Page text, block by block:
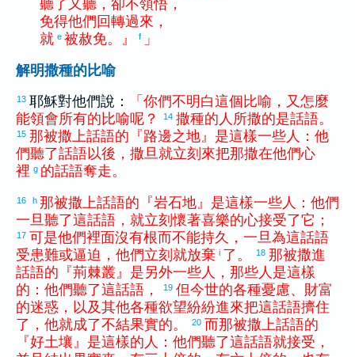
聽了 又 聽 ， 卻不領悟 ，
免得他們 回轉過來 ，
就 e 被赦免。 』 f
」
解明撒種的比喻
13 耶穌對他們說： 「 你們不明白這個 比喻 ， 又怎麼
能領會所有的 比喻呢 ？ 14 撒種的 人 所撒的是話語。
15 那被撒上話語的 『路邊之地』 是這樣一些人 ： 他
們聽了話語以後 ， 撒旦就立刻 來把那撒在他們心
裡 g 的話語奪走。
16 h 那被撒上話語的 『岩石地 』 是這樣一些 人 ： 他們
一旦 聽了這話語 ， 就立刻懷著喜樂的心接受了它 ；
17 可是他們裡面沒有根而不能持久 ， 一旦 為這話語
受患難或逼迫 ， 他們立刻 就放棄 i 了 。 18 那被撒進
話語的 『荊棘叢 』 是另外一些 人 ， 那些 人 是這樣
的 ： 他們聽了這話語 ， 19 但今世的各種憂慮、 財富
的迷惑 ， 以及其他各種欲望紛紛進來把這話語擠住
了 ， 他就成了不結果實的。 20 而那被撒上話語的
『好土壤 』 是這樣的 人 ： 他們聽了這話語就接受 ，